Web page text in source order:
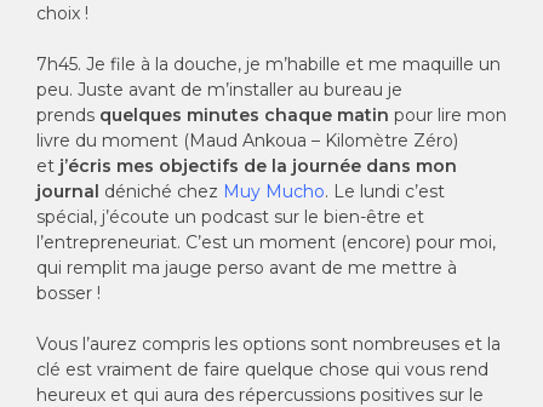
choix !
7h45. Je file à la douche, je m’habille et me maquille un
peu. Juste avant de m’installer au bureau je
prends quelques minutes chaque matin pour lire mon
livre du moment (Maud Ankoua – Kilomètre Zéro)
et j’écris mes objectifs de la journée dans mon
journal déniché chez Muy Mucho. Le lundi c’est
spécial, j’écoute un podcast sur le bien-être et
l’entrepreneuriat. C’est un moment (encore) pour moi,
qui remplit ma jauge perso avant de me mettre à
bosser !
Vous l’aurez compris les options sont nombreuses et la
clé est vraiment de faire quelque chose qui vous rend
heureux et qui aura des répercussions positives sur le